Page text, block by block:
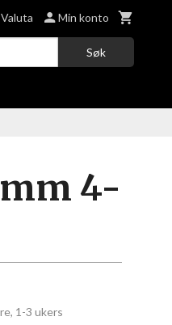
Valuta Min konto
Søk
4-
1-3 ukers